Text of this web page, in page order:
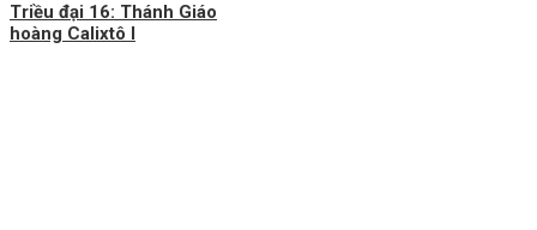
Triều đại 16: Thánh Giáo
hoàng Calixtô I